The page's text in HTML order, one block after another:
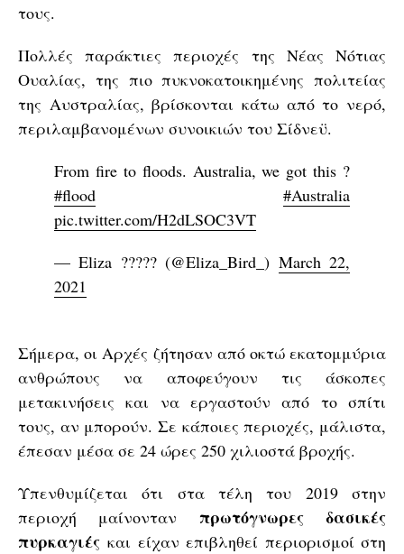
τους.
Πολλές παράκτιες περιοχές της Νέας Νότιας
Ουαλίας, της πιο πυκνοκατοικημένης πολιτείας
της Αυστραλίας, βρίσκονται κάτω από το νερό,
περιλαμβανομένων συνοικιών του Σίδνεϋ.
From fire to floods. Australia, we got this ?
#flood
#Australia
pic.twitter.com/H2dLSOC3VT
— Eliza ?‍???? (@Eliza_Bird_) March 22,
2021
Σήμερα, οι Αρχές ζήτησαν από οκτώ εκατομμύρια
ανθρώπους να αποφεύγουν τις άσκοπες
μετακινήσεις και να εργαστούν από το σπίτι
τους, αν μπορούν. Σε κάποιες περιοχές, μάλιστα,
έπεσαν μέσα σε 24 ώρες 250 χιλιοστά βροχής.
Υπενθυμίζεται ότι στα τέλη του 2019 στην
περιοχή μαίνονταν πρωτόγνωρες δασικές
πυρκαγιές και είχαν επιβληθεί περιορισμοί στη